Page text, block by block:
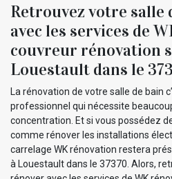
Retrouvez votre salle
avec les services de
couvreur rénovation
Louestault dans le
La rénovation de votre salle de bain
professionnel qui nécessite
concentration. Et si vous possédez
comme rénover les installations
carrelage WK rénovation restera
à Louestault dans le 37370. Alors,